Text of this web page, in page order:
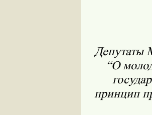
Депутаты
“О
принцип